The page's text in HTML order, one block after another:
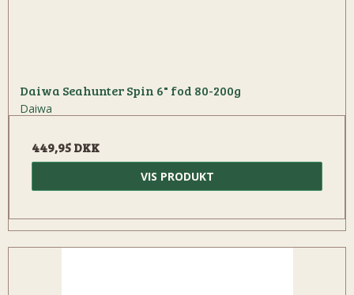
Daiwa Seahunter Spin 6" fod 80-200g
Daiwa
449,95 DKK
VIS PRODUKT